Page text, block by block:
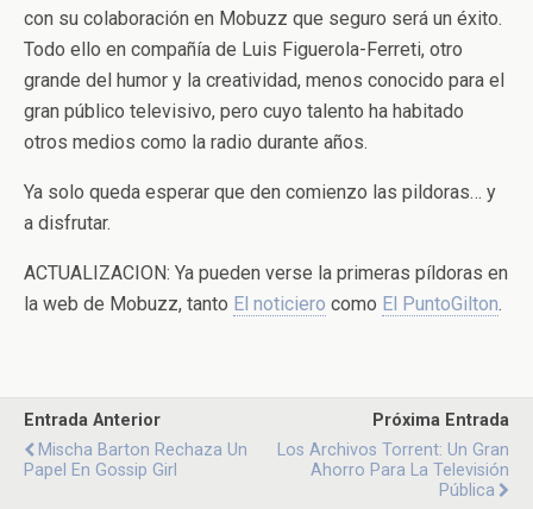
con su colaboración en Mobuzz que seguro será un éxito.
Todo ello en compañía de Luis Figuerola-Ferreti, otro
grande del humor y la creatividad, menos conocido para el
gran público televisivo, pero cuyo talento ha habitado
otros medios como la radio durante años.
Ya solo queda esperar que den comienzo las pildoras… y
a disfrutar.
ACTUALIZACION: Ya pueden verse la primeras píldoras en
la web de Mobuzz, tanto El noticiero como El PuntoGilton.
Entrada Anterior
Mischa Barton Rechaza Un
Papel En Gossip Girl
Próxima Entrada
Los Archivos Torrent: Un Gran
Ahorro Para La Televisión
Pública